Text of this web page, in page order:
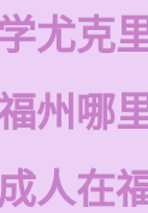
学尤克
州哪
成人在